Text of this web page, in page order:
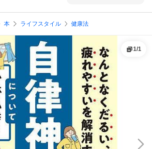
本 ライフスタイル 健康法
1/1